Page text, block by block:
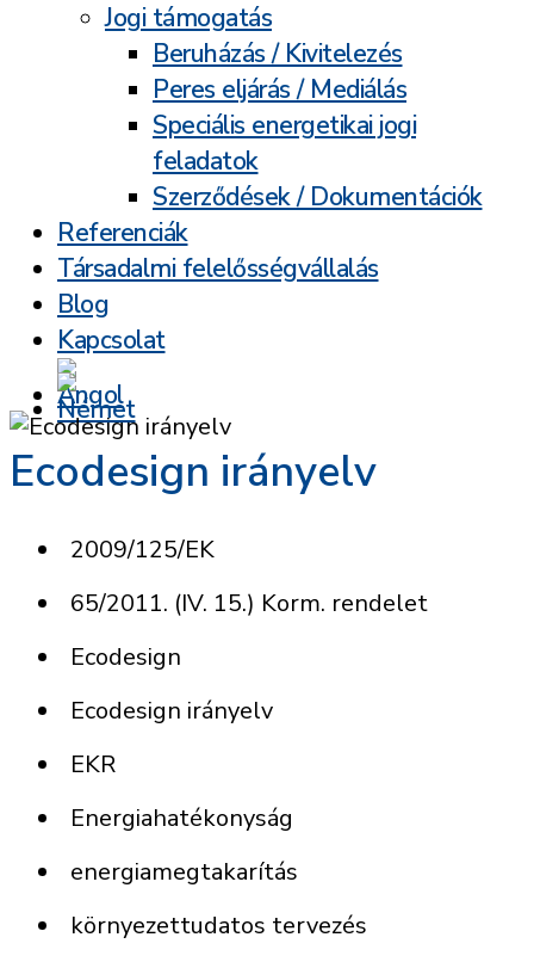
Jogi támogatás
Beruházás / Kivitelezés
Peres eljárás / Mediálás
Speciális energetikai jogi
feladatok
Szerződések / Dokumentációk
Referenciák
Társadalmi felelősségvállalás
Blog
Kapcsolat
Ecodesign irányelv
2009/125/EK
65/2011. (IV. 15.) Korm. rendelet
Ecodesign
Ecodesign irányelv
EKR
Energiahatékonyság
energiamegtakarítás
környezettudatos tervezés